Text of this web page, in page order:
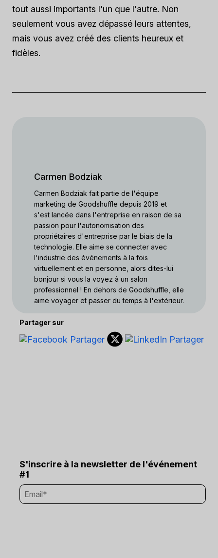
tout aussi importants l'un que l'autre. Non
seulement vous avez dépassé leurs attentes,
mais vous avez créé des clients heureux et
fidèles.
Carmen Bodziak
Carmen Bodziak fait partie de l'équipe
marketing de Goodshuffle depuis 2019 et
s'est lancée dans l'entreprise en raison de sa
passion pour l'autonomisation des
propriétaires d'entreprise par le biais de la
technologie. Elle aime se connecter avec
l'industrie des événements à la fois
virtuellement et en personne, alors dites-lui
bonjour si vous la voyez à un salon
professionnel ! En dehors de Goodshuffle, elle
aime voyager et passer du temps à l'extérieur.
Partager sur
S'inscrire à la newsletter de l'événement
#1